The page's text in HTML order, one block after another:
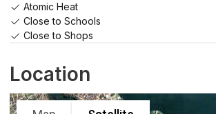
Atomic Heat
Close to Schools
Close to Shops
Location